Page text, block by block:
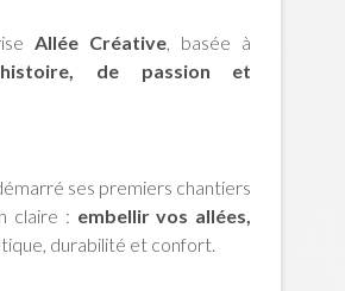
Allée Créative, basée à
de passion et
ses premiers chantiers
claire : embellir vos allées,
durabilité et confort.